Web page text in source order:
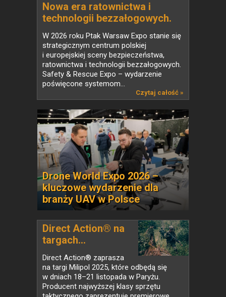
Nowa era ratownictwa i
technologii bezzałogowych.
Safety & Rescue Expo 2026 i
Drone World Expo łączą siły w
jednym miejscu
W 2026 roku Ptak Warsaw Expo stanie się
strategicznym centrum polskiej
i europejskiej sceny bezpieczeństwa,
ratownictwa i technologii bezzałogowych.
Safety & Rescue Expo – wydarzenie
poświęcone systemom...
Czytaj całość »
Drone World Expo 2026 –
kluczowe wydarzenie dla
branży UAV w Polsce
Direct Action® na
targach...
Direct Action® zaprasza
na targi Milipol 2025, które odbędą się
w dniach 18–21 listopada w Paryżu.
Producent najwyższej klasy sprzętu